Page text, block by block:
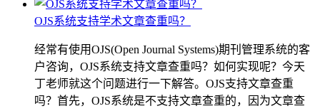
OJS系统支持学术文章查重吗？
经常有使用OJS(Open Journal Systems)期刊管理系统的客
户咨询，OJS系统支持文章查重吗？如何实现呢？今天
丁老师就这个问题进行一下解答。OJS支持文章查重
吗？首先，OJS系统是不支持文章查重的，因为文章查